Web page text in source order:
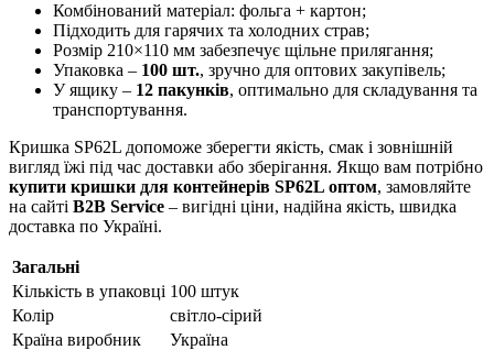
Комбінований матеріал: фольга + картон;
Підходить для гарячих та холодних страв;
Розмір 210×110 мм забезпечує щільне прилягання;
Упаковка – 100 шт., зручно для оптових закупівель;
У ящику – 12 пакунків, оптимально для складування та
транспортування.
Кришка SP62L допоможе зберегти якість, смак і зовнішній
вигляд їжі під час доставки або зберігання. Якщо вам потрібно
купити кришки для контейнерів SP62L оптом, замовляйте
на сайті B2B Service – вигідні ціни, надійна якість, швидка
доставка по Україні.
Загальні
Кількість в упаковці 100 штук
Колір
світло-сірий
Країна виробник
Україна